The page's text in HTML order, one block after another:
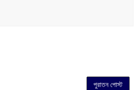
পুরাতন পোস্ট